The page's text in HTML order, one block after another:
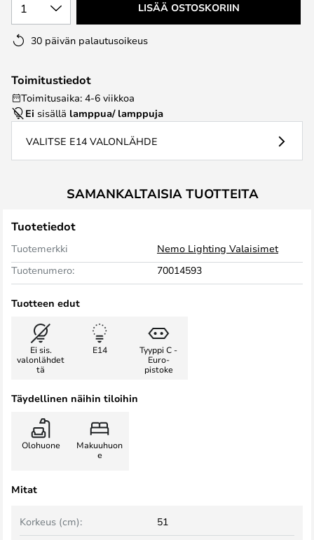
1 LISÄÄ OSTOSKORIIN
30 päivän palautusoikeus
Toimitustiedot
Toimitusaika: 4-6 viikkoa
Ei sisällä lamppua/ lamppuja
VALITSE E14 VALONLÄHDE
SAMANKALTAISIA TUOTTEITA
Tuotetiedot
Tuotemerkki
Nemo Lighting Valaisimet
Tuotenumero:
70014593
Tuotteen edut
Ei sis.
valonlähdet
tä
E14
Tyyppi C -
Euro-
pistoke
Täydellinen näihin tiloihin
Olohuone
Makuuhuon
e
Mitat
Korkeus (cm): 51